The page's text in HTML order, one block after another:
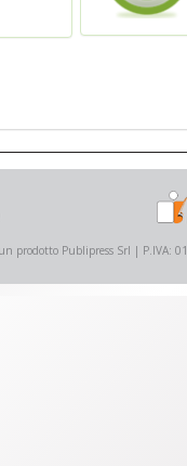
un prodotto Publipress Srl |